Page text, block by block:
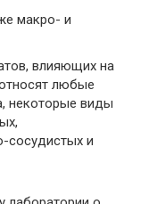
макро- и
влияющих на
любые
некоторые виды
сосудистых и